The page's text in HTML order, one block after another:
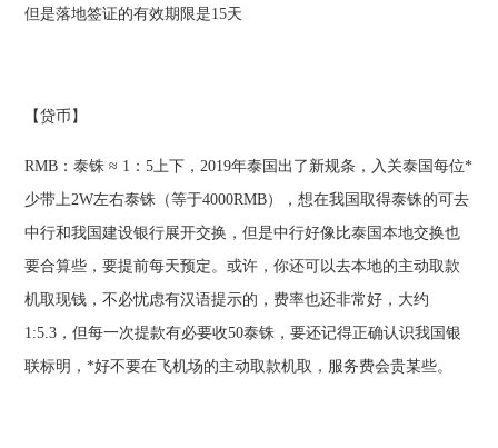
但是落地签证的有效期限是15天
【贷币】
RMB：泰铢 ≈ 1：5上下，2019年泰国出了新规条，入关泰国每位*
少带上2W左右泰铢（等于4000RMB），想在我国取得泰铢的可去
中行和我国建设银行展开交换，但是中行好像比泰国本地交换也
要合算些，要提前每天预定。或许，你还可以去本地的主动取款
机取现钱，不必忧虑有汉语提示的，费率也还非常好，大约
1:5.3，但每一次提款有必要收50泰铢，要还记得正确认识我国银
联标明，*好不要在飞机场的主动取款机取，服务费会贵某些。